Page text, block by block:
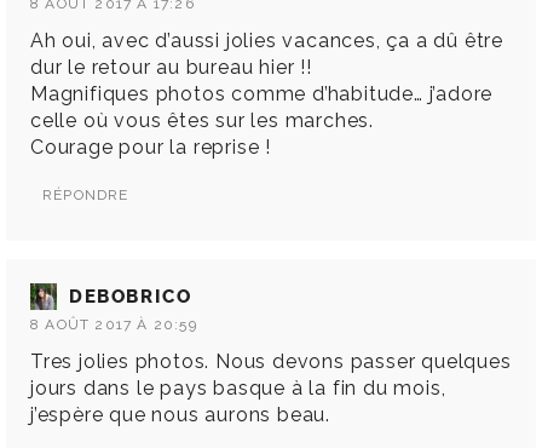
8 AOÛT 2017 À 17:26
Ah oui, avec d’aussi jolies vacances, ça a dû être
dur le retour au bureau hier !!
Magnifiques photos comme d’habitude… j’adore
celle où vous êtes sur les marches.
Courage pour la reprise !
RÉPONDRE
DEBOBRICO
8 AOÛT 2017 À 20:59
Tres jolies photos. Nous devons passer quelques
jours dans le pays basque à la fin du mois,
j’espère que nous aurons beau.